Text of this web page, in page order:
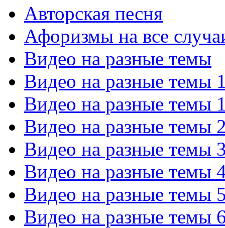
Авторская песня
Афоризмы на все
Видео на разные темы
Видео на разные темы
Видео на разные темы
Видео на разные темы
Видео на разные темы
Видео на разные темы
Видео на разные темы
Видео на разные темы